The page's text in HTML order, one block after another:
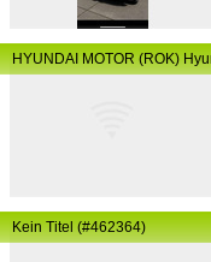
HYUNDAI MOTOR (ROK)
Kein Titel (#462364)